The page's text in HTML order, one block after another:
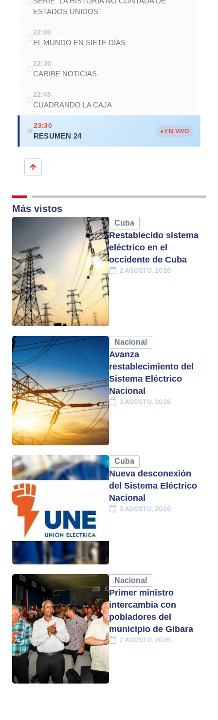
ESTADOS UNIDOS"
22:00
EL MUNDO EN SIETE DÍAS
22:30
CARIBE NOTICIAS
22:45
CUADRANDO LA CAJA
23:30
RESUMEN 24
● EN VIVO
Más vistos
Cuba
Restablecido sistema
eléctrico en el
occidente de Cuba
2 AGOSTO, 2026
Nacional
Avanza
restablecimiento del
Sistema Eléctrico
Nacional
3 AGOSTO, 2026
Cuba
Nueva desconexión
del Sistema Eléctrico
Nacional
3 AGOSTO, 2026
Nacional
Primer ministro
intercambia con
pobladores del
municipio de Gibara
2 AGOSTO, 2026